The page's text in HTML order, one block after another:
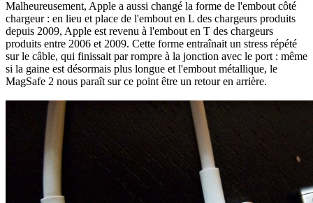
Malheureusement, Apple a aussi changé la forme de l'embout côté
chargeur : en lieu et place de l'embout en L des chargeurs produits
depuis 2009, Apple est revenu à l'embout en T des chargeurs
produits entre 2006 et 2009. Cette forme entraînait un stress répété
sur le câble, qui finissait par rompre à la jonction avec le port : même
si la gaine est désormais plus longue et l'embout métallique, le
MagSafe 2 nous paraît sur ce point être un retour en arrière.